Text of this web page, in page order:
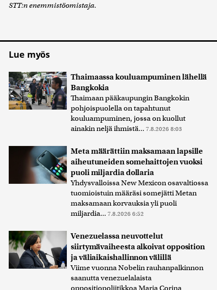
STT:n enemmistöomistaja.
Lue myös
Thaimaassa kouluampuminen lähellä
Bangkokia
Thaimaan pääkaupungin Bangkokin
pohjoispuolella on tapahtunut
kouluampuminen, jossa on kuollut
ainakin neljä ihmistä... 7.8.2026 8:03
Meta määrättiin maksamaan lapsille
aiheutuneiden somehaittojen vuoksi
puoli miljardia dollaria
Yhdysvalloissa New Mexicon osavaltiossa
tuomioistuin määräsi somejätti Metan
maksamaan korvauksia yli puoli
miljardia... 7.8.2026 6:52
Venezuelassa neuvottelut
siirtymävaiheesta alkoivat opposition
ja väliaikaishallinnon välillä
Viime vuonna Nobelin rauhanpalkinnon
saanutta venezuelalaista
oppositiopoliitikkoa Maria Corina